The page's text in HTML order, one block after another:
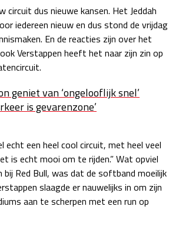
30 okt - 01 nov
PRIX 2026 20 - 22 nov
27 - 29 nov
2026 04 - 06 dec
za 15:00 - 16:00
zo 14:00 - 16:00
circuit dus nieuwe kansen. Het Jeddah
iedereen nieuw en dus stond de vrijdag
En de reacties zijn over het
Verstappen heeft het naar zijn zin op
geniet van ‘ongelooflijk snel’
is gevarenzone’
echt een heel cool circuit, met heel veel
is echt mooi om te rijden.” Wat opviel
bij Red Bull, was dat de softband moeilijk
slaagde er nauwelijks in om zijn
aan te scherpen met een run op